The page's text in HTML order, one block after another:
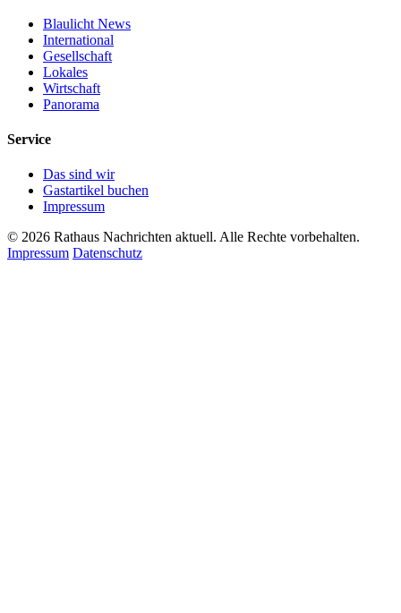
Blaulicht News
International
Gesellschaft
Lokales
Wirtschaft
Panorama
Service
Das sind wir
Gastartikel buchen
Impressum
© 2026 Rathaus Nachrichten aktuell. Alle Rechte vorbehalten.
Impressum Datenschutz